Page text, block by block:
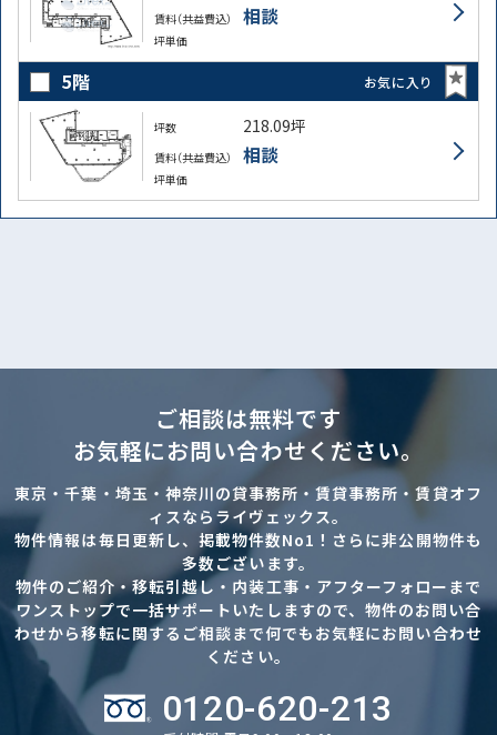
賃料（共益費込） 相談
坪単価
5階 お気に入り
坪数 218.09坪
賃料（共益費込） 相談
坪単価
ご相談は無料です
お気軽にお問い合わせください。
東京・千葉・埼玉・神奈川の貸事務所・賃貸事務所・賃貸オフ
ィスならライヴェックス。
物件情報は毎日更新し、掲載物件数No1！さらに非公開物件も
多数ございます。
物件のご紹介・移転引越し・内装工事・アフターフォローまで
ワンストップで一括サポートいたしますので、物件のお問い合
わせから移転に関するご相談まで何でもお気軽にお問い合わせ
ください。
0120-620-213